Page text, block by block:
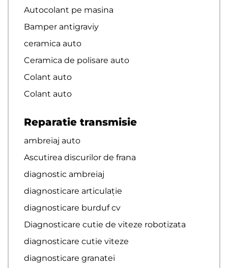
Autocolant pe masina
Bamper antigraviy
ceramica auto
Ceramica de polisare auto
Colant auto
Colant auto
Reparatie transmisie
ambreiaj auto
Ascutirea discurilor de frana
diagnostic ambreiaj
diagnosticare articulație
diagnosticare burduf cv
Diagnosticare cutie de viteze robotizata
diagnosticare cutie viteze
diagnosticare granatei